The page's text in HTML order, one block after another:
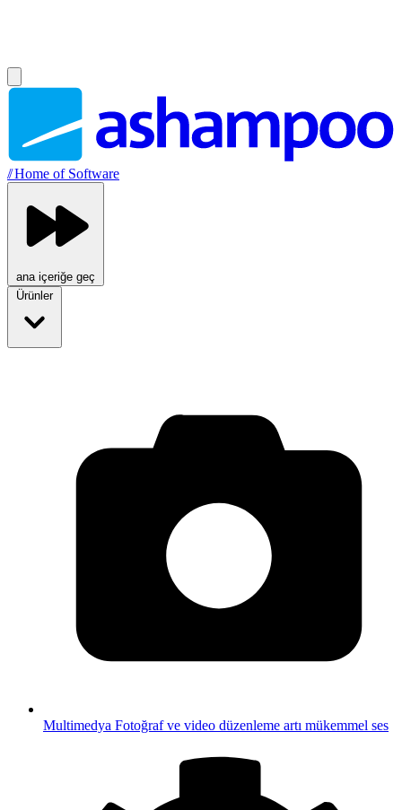
//Home of Software
ana içeriğe geç
Ürünler
Multimedya Fotoğraf ve video düzenleme artı mükemmel ses